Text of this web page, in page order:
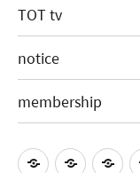
TOT tv
notice
membership